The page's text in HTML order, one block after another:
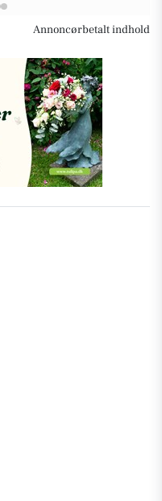
Annoncørbetalt indhold